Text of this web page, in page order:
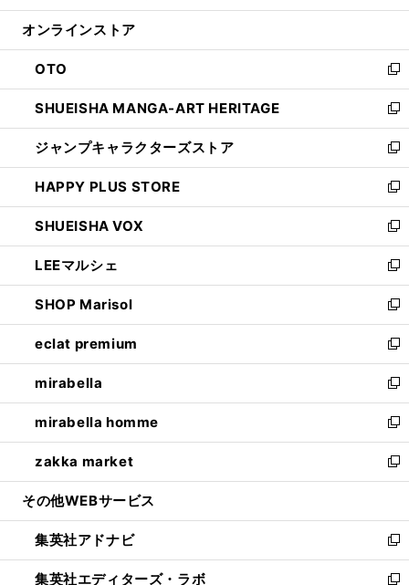
開
ン
ウ
で
開
く
ウ
ン
ド
ウ
で
開
く
オンラインストア
OTO
新
し
い
ウ
ィ
ン
ド
ウ
で
開
く
SHUEISHA MANGA-ART HERITAGE
新
し
い
ウ
ィ
ン
ド
ウ
で
開
く
ジャンプキャラクターズストア
新
し
い
ウ
ィ
ン
ド
ウ
で
開
く
HAPPY PLUS STORE
新
し
い
ウ
ィ
ン
ド
ウ
で
開
く
SHUEISHA VOX
新
し
い
ウ
ィ
ン
ド
ウ
で
開
く
LEEマルシェ
新
し
い
ウ
ィ
ン
ド
ウ
で
開
く
SHOP Marisol
新
し
い
ウ
ィ
ン
ド
ウ
で
開
eclat premium
新
し
い
ウ
ィ
ン
ド
ウ
開
く
mirabella
新
し
い
ウ
ィ
ン
ウ
で
開
く
mirabella homme
新
し
い
ウ
ン
ド
ウ
で
zakka market
新
し
ウ
ィ
ン
ド
その他WEBサービス
集英社アドナビ
新
し
集英社エディターズ・ラボ